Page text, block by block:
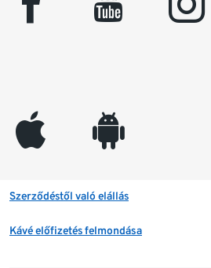
appleinc android
Szerződéstől való elállás
Kávé előfizetés felmondása